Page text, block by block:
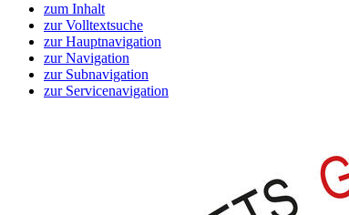
zum Inhalt
zur Volltextsuche
zur Hauptnavigation
zur Navigation
zur Subnavigation
zur Servicenavigation